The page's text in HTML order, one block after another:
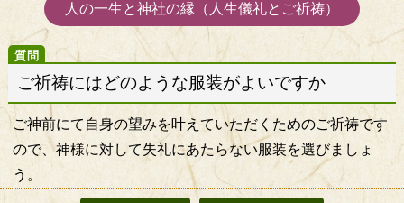
人の一生と神社の縁（人生儀礼とご祈祷）
ご祈祷にはどのような服装がよいですか
ご神前にて自身の望みを叶えていただくためのご祈祷です
ので、神様に対して失礼にあたらない服装を選びましょ
う。